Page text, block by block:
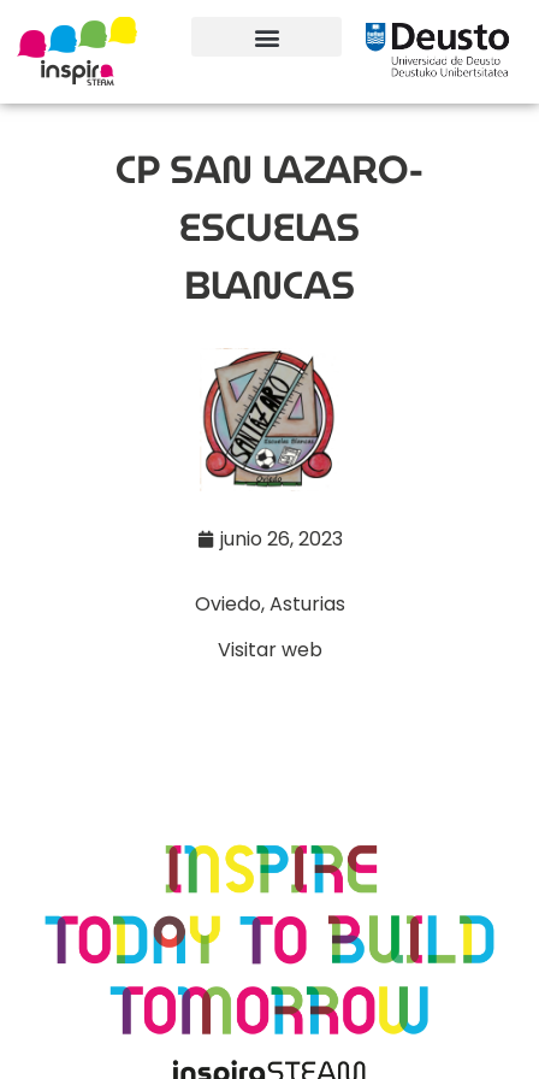
CP SAN LAZARO-
ESCUELAS
BLANCAS
junio 26, 2023
Oviedo, Asturias
Visitar web